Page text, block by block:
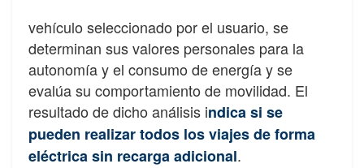
vehículo seleccionado por el usuario, se
determinan sus valores personales para la
autonomía y el consumo de energía y se
evalúa su comportamiento de movilidad. El
resultado de dicho análisis indica si se
pueden realizar todos los viajes de forma
eléctrica sin recarga adicional.